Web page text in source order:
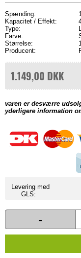
Spænding:
Kapacitet / Effekt:
Type:
Farve:
Størrelse:
Producent:
1.149,00 DKK
varen er desværre
yderligere information
Levering med
GLS:
-